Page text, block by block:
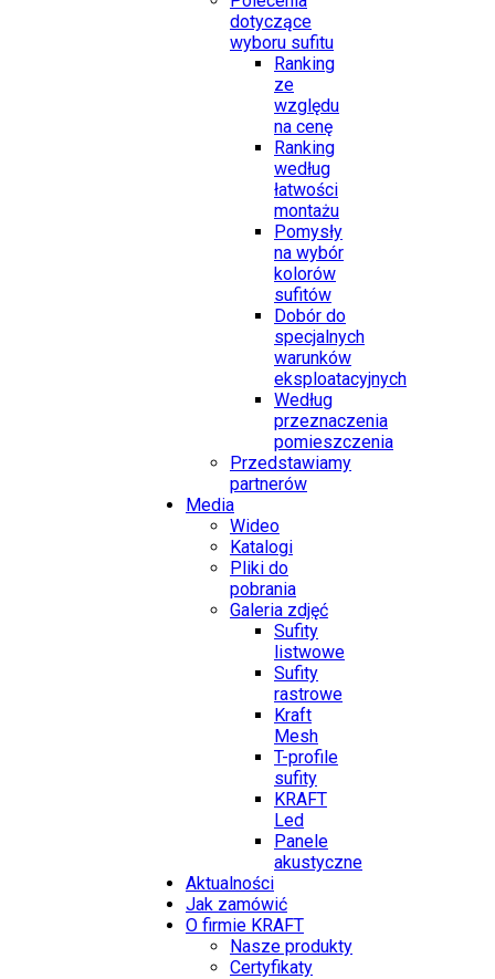
dotyczące
wyboru sufitu
Ranking
ze
względu
na cenę
Ranking
według
łatwości
montażu
Pomysły
na wybór
kolorów
sufitów
Dobór do
specjalnych
warunków
eksploatacyjnych
Według
przeznaczenia
pomieszczenia
Przedstawiamy
partnerów
Media
Wideo
Katalogi
Pliki do
pobrania
Galeria zdjęć
Sufity
listwowe
Sufity
rastrowe
Kraft
Mesh
T-profile
sufity
KRAFT
Led
Panele
akustyczne
Aktualności
Jak zamówić
O firmie KRAFT
Nasze produkty
Certyfikaty